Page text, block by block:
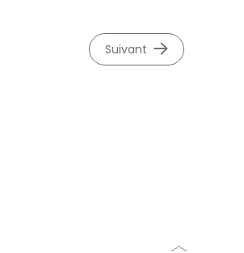
suivant